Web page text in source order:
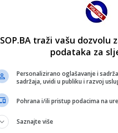
SOP.BA traži vašu dozvolu
podataka za
Personalizirano oglašavanje i
sadržaja, uvidi u publiku i razvoj
Pohrana i/ili pristup podacima na
Saznajte više